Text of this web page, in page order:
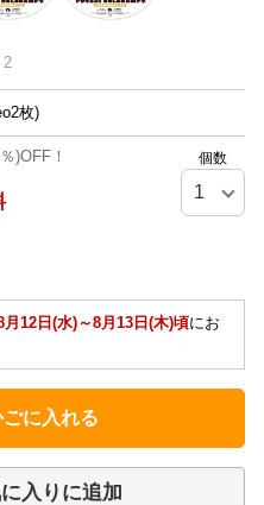
2
枚)
)OFF！ 個数
月12日(水)～8月13日(木)頃にお
に入れる
入りに追加